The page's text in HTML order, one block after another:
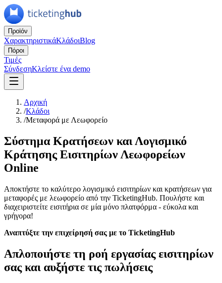
Προϊόν
ΧαρακτηριστικάΚλάδοιBlog
Πόροι
Τιμές
ΣύνδεσηΚλείστε ένα demo
Αρχική
/Κλάδοι
/Μεταφορά με Λεωφορείο
Σύστημα Κρατήσεων και Λογισμικό
Κράτησης Εισιτηρίων Λεωφορείων
Online
Αποκτήστε το καλύτερο λογισμικό εισιτηρίων και κρατήσεων για
μεταφορές με λεωφορείο από την TicketingHub. Πουλήστε και
διαχειριστείτε εισιτήρια σε μία μόνο πλατφόρμα - εύκολα και
γρήγορα!
Αναπτύξτε την επιχείρησή σας με το TicketingHub
Απλοποιήστε τη ροή εργασίας εισιτηρίων
σας και αυξήστε τις πωλήσεις